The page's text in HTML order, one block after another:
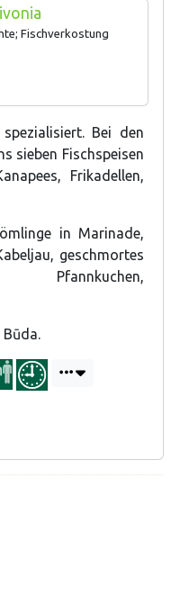
Fischverkostung
Bei den
sieben Fischspeisen
Frikadellen,
in Marinade,
geschmortes
Pfannkuchen,
Būda.